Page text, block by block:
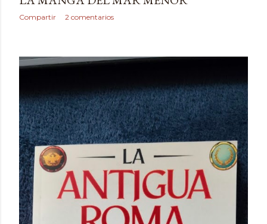
Compartir 2 comentarios